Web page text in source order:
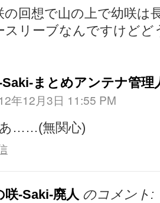
の回想で山の上で幼咲は
スリーブなんですけど
Saki-まとめアンテナ管理
年12月3日 11:55 PM
……(無関心)
咲-Saki-廃人 のコメント: